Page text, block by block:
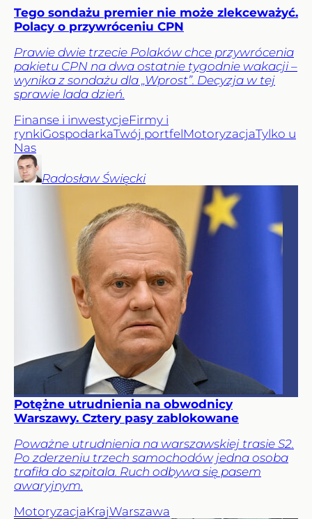
Tego sondażu premier nie może zlekceważyć.
Polacy o przywróceniu CPN
Prawie dwie trzecie Polaków chce przywrócenia
pakietu CPN na dwa ostatnie tygodnie wakacji –
wynika z sondażu dla „Wprost”. Decyzja w tej
sprawie lada dzień.
Finanse i inwestycjeFirmy i
rynkiGospodarkaTwój portfelMotoryzacjaTylko u
Nas
Radosław Święcki
Potężne utrudnienia na obwodnicy
Warszawy. Cztery pasy zablokowane
Poważne utrudnienia na warszawskiej trasie S2.
Po zderzeniu trzech samochodów jedna osoba
trafiła do szpitala. Ruch odbywa się pasem
awaryjnym.
MotoryzacjaKrajWarszawa